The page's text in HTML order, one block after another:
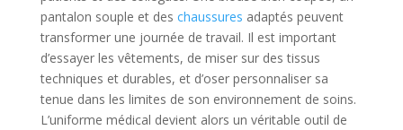
pantalon souple et des chaussures adaptés peuvent
transformer une journée de travail. Il est important
d’essayer les vêtements, de miser sur des tissus
techniques et durables, et d’oser personnaliser sa
tenue dans les limites de son environnement de soins.
L’uniforme médical devient alors un véritable outil de